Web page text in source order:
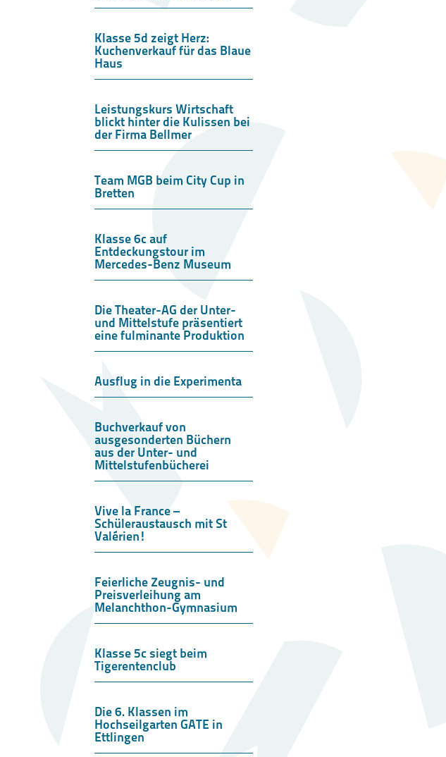
Klasse 5d zeigt Herz:
Kuchenverkauf für das Blaue
Haus
Leistungskurs Wirtschaft
blickt hinter die Kulissen bei
der Firma Bellmer
Team MGB beim City Cup in
Bretten
Klasse 6c auf
Entdeckungstour im
Mercedes-Benz Museum
Die Theater-AG der Unter-
und Mittelstufe präsentiert
eine fulminante Produktion
Ausflug in die Experimenta
Buchverkauf von
ausgesonderten Büchern
aus der Unter- und
Mittelstufenbücherei
Vive la France –
Schüleraustausch mit St
Valérien!
Feierliche Zeugnis- und
Preisverleihung am
Melanchthon-Gymnasium
Klasse 5c siegt beim
Tigerentenclub
Die 6. Klassen im
Hochseilgarten GATE in
Ettlingen